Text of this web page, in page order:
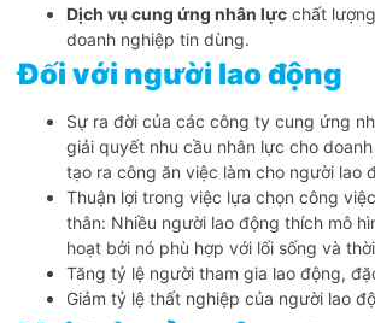
Dịch vụ cung ứng nhân lực chất
doanh nghiệp tin dùng.
Đối với người lao động
Sự ra đời của các công ty cung ứng
giải quyết nhu cầu nhân lực cho
tạo ra công ăn việc làm cho người lao
Thuận lợi trong việc lựa chọn công
thân: Nhiều người lao động thích mô
hoạt bởi nó phù hợp với lối sống và
Tăng tỷ lệ người tham gia lao động,
Giảm tỷ lệ thất nghiệp của người lao